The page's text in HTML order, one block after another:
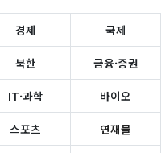
경제 국제
북한 금융·증권
IT·과학 바이오
스포츠 연재물